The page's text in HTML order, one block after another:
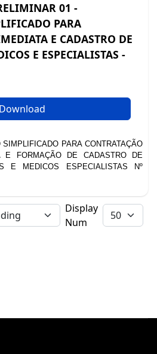
01 -
PARA
E CADASTRO DE
E ESPECIALISTAS -
Download
PARA CONTRATAÇÃO
E FORMAÇÃO DE CADASTRO DE
E MEDICOS ESPECIALISTAS Nº
Display
Num